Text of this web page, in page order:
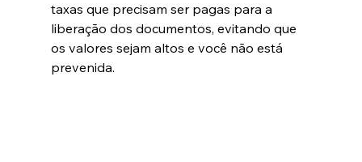
taxas que precisam ser pagas para a
liberação dos documentos, evitando que
os valores sejam altos e você não está
prevenida.